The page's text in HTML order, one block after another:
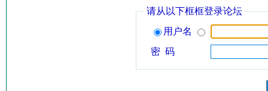
请从以下框框登录论坛
用户名
密 码